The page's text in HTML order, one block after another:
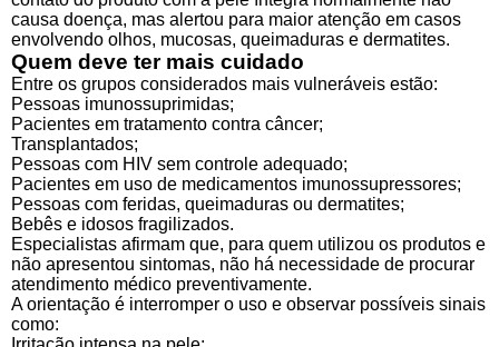
causa doença, mas alertou para maior atenção em casos
envolvendo olhos, mucosas, queimaduras e dermatites.
Quem deve ter mais cuidado
Entre os grupos considerados mais vulneráveis estão:
Pessoas imunossuprimidas;
Pacientes em tratamento contra câncer;
Transplantados;
Pessoas com HIV sem controle adequado;
Pacientes em uso de medicamentos imunossupressores;
Pessoas com feridas, queimaduras ou dermatites;
Bebês e idosos fragilizados.
Especialistas afirmam que, para quem utilizou os produtos e
não apresentou sintomas, não há necessidade de procurar
atendimento médico preventivamente.
A orientação é interromper o uso e observar possíveis sinais
como: